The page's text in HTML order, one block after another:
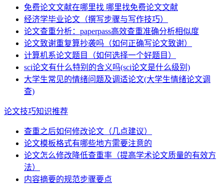
免费论文文献在哪里找 哪里找免费论文文献
经济学毕业论文（撰写步骤与写作技巧）
论文查重分析：paperpass高效查重准确分析相似度
论文致谢重复算抄袭吗（如何正确写论文致谢）
计算机系论文题目（如何选择一个好题目）
sci论文有什么特别的含义吗(sci论文是什么级别)
大学生常见的情绪问题及调适论文(大学生情绪论文调
查)
论文技巧知识推荐
查重之后如何修改论文（几点建议）
论文模板格式有哪些地方需要注意的
论文怎么修改降低查重率（提高学术论文质量的有效方
法）
内容摘要的规范步骤要点